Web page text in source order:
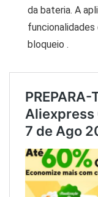
da bateria. A
bloqueio .